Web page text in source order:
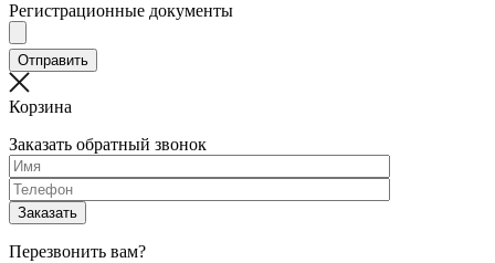
Регистрационные документы
Корзина
Заказать обратный звонок
Перезвонить вам?